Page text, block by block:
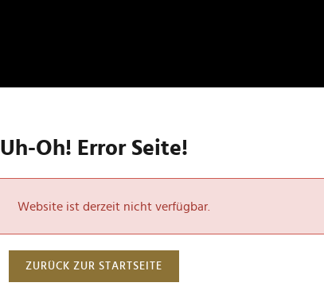
Uh-Oh! Error Seite!
Website ist derzeit nicht verfügbar.
ZURÜCK ZUR STARTSEITE